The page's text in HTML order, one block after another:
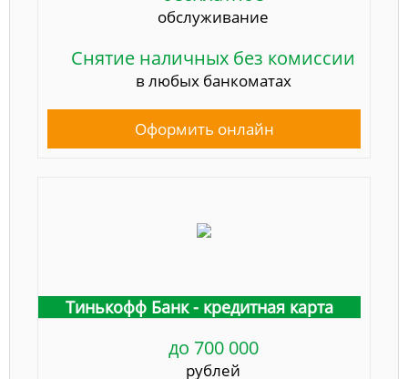
обслуживание
Снятие наличных без комиссии
в любых банкоматах
Оформить онлайн
Тинькофф Банк - кредитная карта
до 700 000
рублей